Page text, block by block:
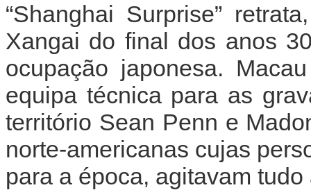
“Shanghai Surprise”
Xangai do final dos anos
ocupação japonesa.
equipa técnica para as
território Sean Penn e
norte-americanas cujas
para a época, agitavam